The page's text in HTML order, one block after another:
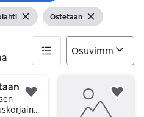
suodattimet
Tyhjennä suodatin
Näytä suodattimet
Ostetaan Tyhjennä
Lisää suosikiksi.